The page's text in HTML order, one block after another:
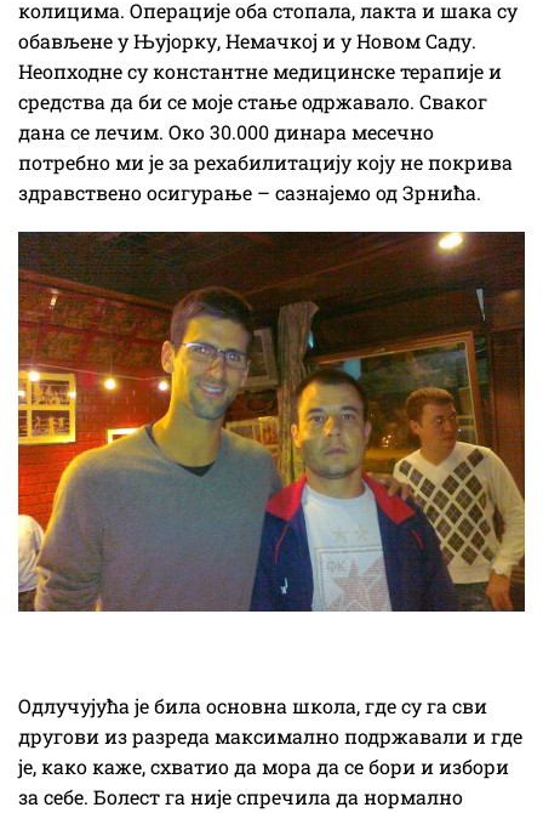
колицима. Операције оба стопала, лакта и шака су
обављене у Њујорку, Немачкој и у Новом Саду.
Неопходне су константне медицинске терапије и
средства да би се моје стање одржавало. Сваког
дана се лечим. Око 30.000 динара месечно
потребно ми је за рехабилитацију коју не покрива
здравствено осигурање – сазнајемо од Зрнића.
Одлучујућа је била основна школа, где су га сви
другови из разреда максимално подржавали и где
је, како каже, схватио да мора да се бори и избори
за себе. Болест га није спречила да нормално